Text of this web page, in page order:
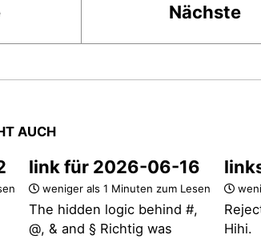
Nächste
AUCH
link für 2026-06-16
weniger als 1 Minuten zum Lesen
The hidden logic behind #,
@, & and § Richtig was
Hihi.